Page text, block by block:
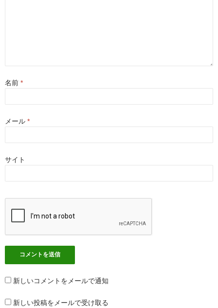
名前 *
メール *
サイト
新しいコメントをメールで通知
新しい投稿をメールで受け取る